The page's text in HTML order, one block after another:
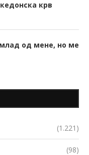
крв
од мене, но ме
(1.221)
(98)